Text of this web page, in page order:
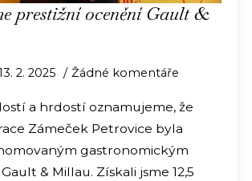
prestižní ocenění Gault &
2. 2025 Žádné komentáře
a hrdostí oznamujeme, že
Zámeček Petrovice byla
gastronomickým
& Millau. Získali jsme 12,5